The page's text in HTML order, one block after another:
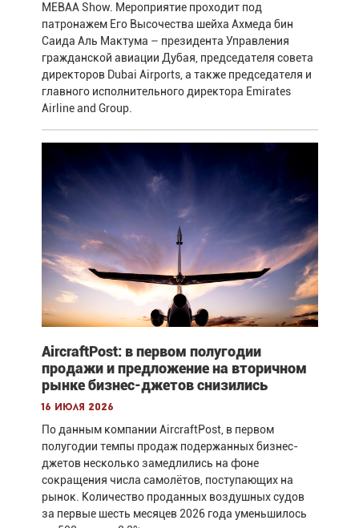
MEBAA Show. Мероприятие проходит под
патронажем Его Высочества шейха Ахмеда бин
Саида Аль Мактума – президента Управления
гражданской авиации Дубая, председателя совета
директоров Dubai Airports, а также председателя и
главного исполнительного директора Emirates
Airline and Group.
AircraftPost: в первом полугодии
продажи и предложение на вторичном
рынке бизнес-джетов снизились
16 июля 2026
По данным компании AircraftPost, в первом
полугодии темпы продаж подержанных бизнес-
джетов несколько замедлились на фоне
сокращения числа самолётов, поступающих на
рынок. Количество проданных воздушных судов
за первые шесть месяцев 2026 года уменьшилось